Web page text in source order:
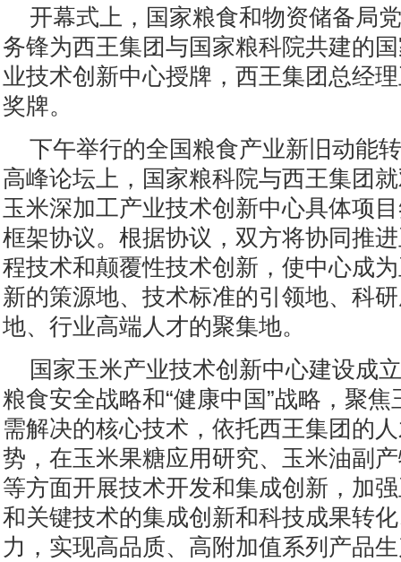
开幕式上，国家粮食和物资储备局
务锋为西王集团与国家粮科院共建的
业技术创新中心授牌，西王集团总经
奖牌。
下午举行的全国粮食产业新旧动能
高峰论坛上，国家粮科院与西王集团
玉米深加工产业技术创新中心具体项
框架协议。根据协议，双方将协同推
程技术和颠覆性技术创新，使中心成
新的策源地、技术标准的引领地、科
地、行业高端人才的聚集地。
国家玉米产业技术创新中心建设成
粮食安全战略和“健康中国”战略，聚
需解决的核心技术，依托西王集团的
势，在玉米果糖应用研究、玉米油副
等方面开展技术开发和集成创新，加
和关键技术的集成创新和科技成果转
力，实现高品质、高附加值系列产品